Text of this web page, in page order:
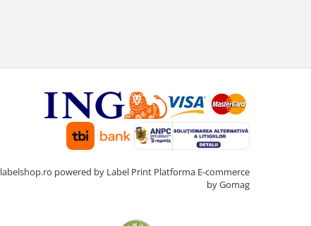
labelshop.ro powered by Label Print Platforma E-commerce
by Gomag